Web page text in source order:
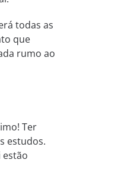
todas as
que
rumo ao
Ter
estudos.